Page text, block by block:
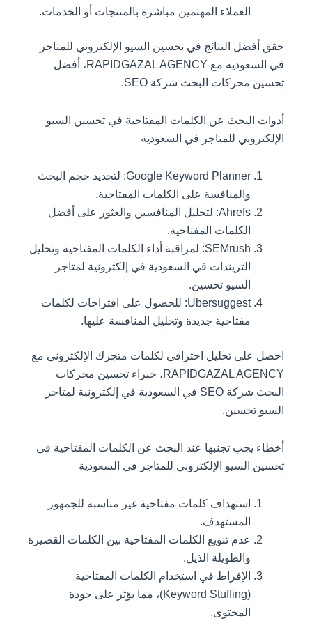
العملاء المهتمين مباشرة بالمنتجات أو الخدمات.
حقق أفضل النتائج في تحسين السيو الإلكتروني للمتاجر
في السعودية مع RAPIDGAZAL AGENCY، أفضل
تحسين محركات البحث شركة SEO.
أدوات البحث عن الكلمات المفتاحية في تحسين السيو
الإلكتروني للمتاجر في السعودية
Google Keyword Planner: لتحديد حجم البحث
والمنافسة على الكلمات المفتاحية.
Ahrefs: لتحليل المنافسين والعثور على أفضل
الكلمات المفتاحية.
SEMrush: لمراقبة أداء الكلمات المفتاحية وتحليل
التريندات في السعودية في إلكترونية لمتاجر
السيو تحسين.
Ubersuggest: للحصول على اقتراحات لكلمات
مفتاحية جديدة وتحليل المنافسة عليها.
احصل على تحليل احترافي لكلمات متجرك الإلكتروني مع
RAPIDGAZAL AGENCY، خبراء تحسين محركات
البحث شركة SEO في السعودية في إلكترونية لمتاجر
السيو تحسين.
أخطاء يجب تجنبها عند البحث عن الكلمات المفتاحية في
تحسين السيو الإلكتروني للمتاجر في السعودية
استهداف كلمات مفتاحية غير مناسبة للجمهور
المستهدف.
عدم تنويع الكلمات المفتاحية بين الكلمات القصيرة
والطويلة الذيل.
الإفراط في استخدام الكلمات المفتاحية
(Keyword Stuffing)، مما يؤثر على جودة
المحتوى.